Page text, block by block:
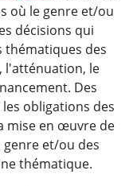
où le genre et/ou
décisions qui
thématiques des
l'atténuation, le
Des
obligations des
mise en œuvre de
et/ou des
thématique.